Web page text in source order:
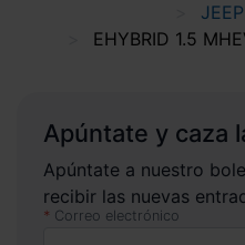
EHYBRID 1.5
Apúntate y caza
Apúntate a nuestro
recibir las nuevas
Correo electrónico